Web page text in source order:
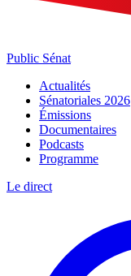
Public Sénat
Actualités
Sénatoriales 2026
Émissions
Documentaires
Podcasts
Programme
Le direct